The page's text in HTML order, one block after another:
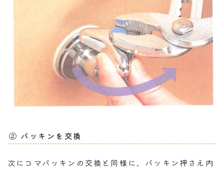
② パッキンを交換
次にコマパッキンの交換と同様に、パッキン押さえ内